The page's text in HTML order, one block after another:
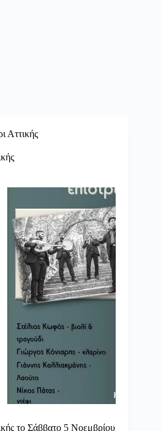
Αττικής
το Σάββατο 5 Νοεμβρίου